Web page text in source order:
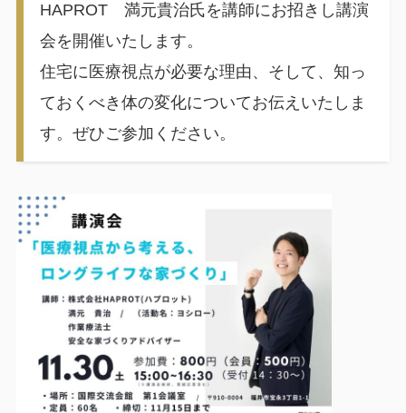
HAPROT 満元貴治氏を講師にお招きし講演
会を開催いたします。
住宅に医療視点が必要な理由、そして、知っ
ておくべき体の変化についてお伝えいたしま
す。ぜひご参加ください。